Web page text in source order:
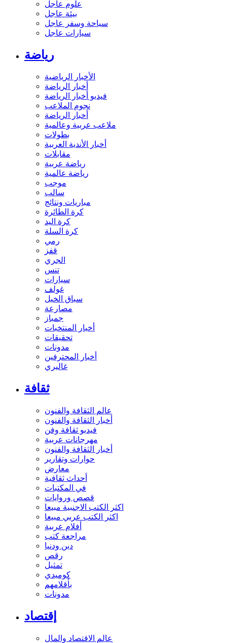
علوم عاجل
بيئة عاجل
سياحة وسفر عاجل
سيارات عاجل
رياضة
الأخبار الرياضية
أخبار الرياضة
فيديو أخبار الرياضة
نجوم الملاعب
أخبار الرياضة
ملاعب عربية وعالمية
بطولات
أخبار الأندية العربية
مقابلات
رياضة عربية
رياضة عالمية
موجب
سالب
مباريات ونتائج
كرة الطائرة
كرة اليد
كرة السلة
رمي
قفز
الجري
تنس
سيارات
غولف
سباق الخيل
مصارعة
جمباز
أخبار المنتخبات
تحقيقات
مدونات
أخبار المحترفين
غاليري
ثقافة
عالم الثقافة والفنون
أخبار الثقافة والفنون
فيديو ثقافة وفن
مهرجانات عربية
أخبار الثقافة والفنون
حوارات وتقارير
معارض
أحداث ثقافية
في المكتبات
قصص وروايات
اكثر الكتب الاجنبية مبيعا
اكثر الكتب عربي مبيعا
أفلام عربية
مراجعة كتب
دين ودنيا
رقص
تمثيل
كوميدي
بأقلامهم
مدونات
إقتصاد
عالم الاقتصاد والمال